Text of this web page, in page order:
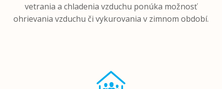
vetrania a chladenia vzduchu ponúka možnosť
ohrievania vzduchu či vykurovania v zimnom období.